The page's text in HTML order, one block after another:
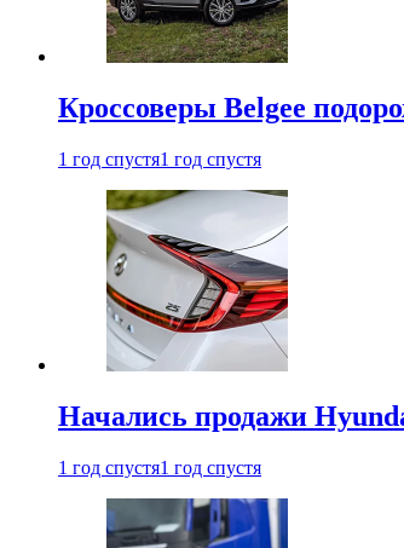
Кроссоверы Belgee
1 год спустя1 год спустя
Начались продажи
1 год спустя1 год спустя